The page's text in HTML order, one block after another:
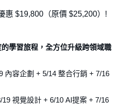
惠 $19,800（原價 $25,200）!
學習旅程，全方位升級跨領域職
容企劃 + 5/14 整合行銷 + 7/16
視覺設計 + 6/10 AI提案 + 7/16